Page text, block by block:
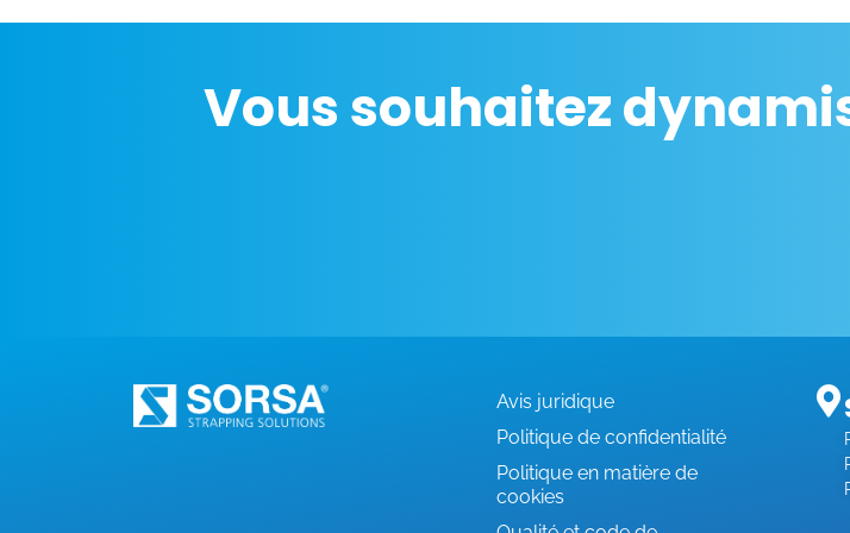
Vous souhaitez
Avis juridique
Politique de confidentialité
Politique en matière de
cookies